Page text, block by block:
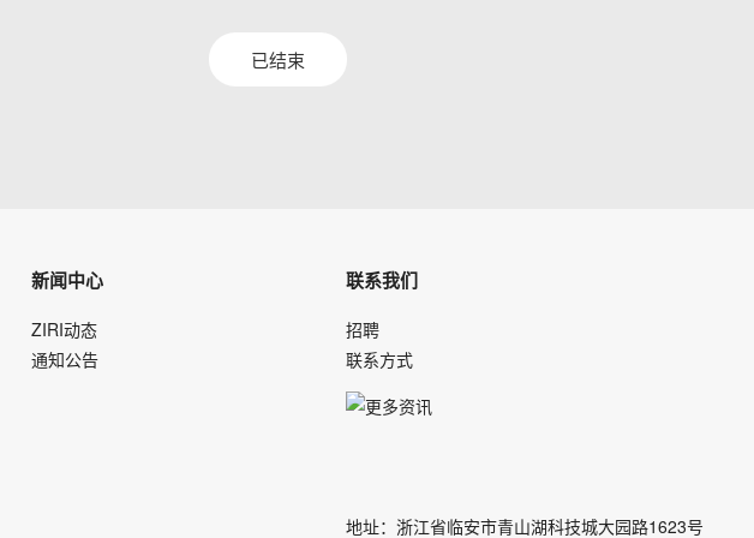
已结束
新闻中心
ZIRI动态
通知公告
联系我们
招聘
联系方式
地址：浙江省临安市青山湖科技城大园路1623号